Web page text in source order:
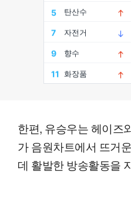
한편, 유승우는 헤이즈
가 음원차트에서 뜨거
데 활발한 방송활동을